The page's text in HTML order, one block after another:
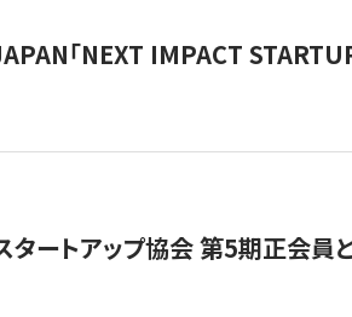
「NEXT IMPACT
タートアップ協会 第5期正会